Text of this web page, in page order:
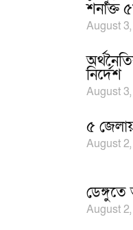
শনাক্ত
August
নির্দেশ
August
৫
August
August